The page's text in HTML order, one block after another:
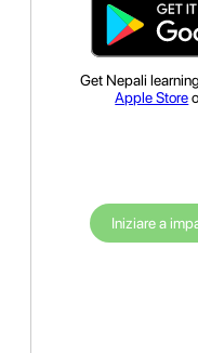
Get Nepali
Apple Store
Iniziare a